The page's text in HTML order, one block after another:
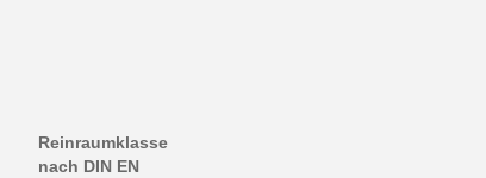
Reinraumklasse
nach DIN EN